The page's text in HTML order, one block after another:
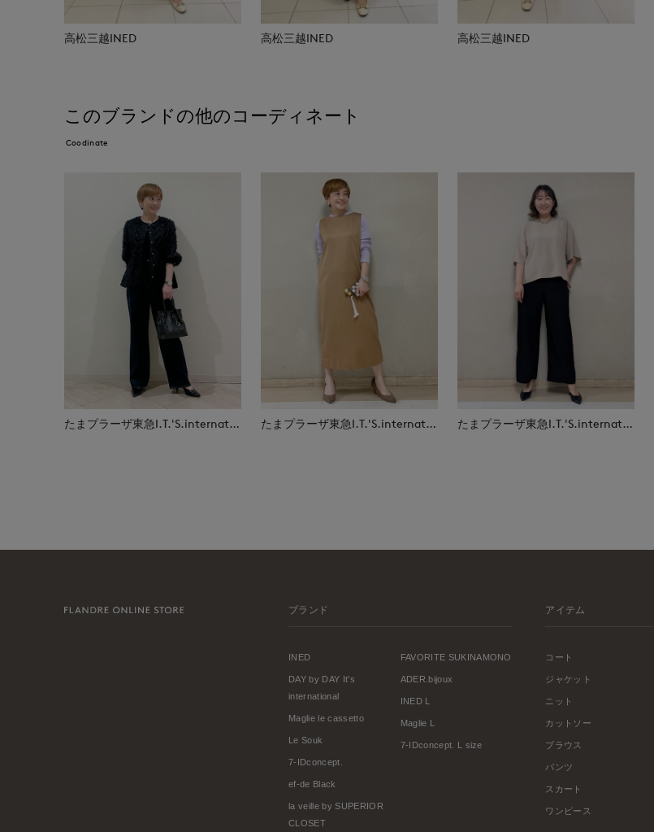
高松三越INED 高松三越INED 高松三越INED
このブランドの他のコーディネート
Coodinate
たまプラーザ東急I.T.'S.international たまプラーザ東急I.T.'S.international たまプラーザ東急I.T.'S.international
ブランド
INED
DAY by DAY It's
international
Maglie le cassetto
Le Souk
7-IDconcept.
ef-de Black
la veille by SUPERIOR
CLOSET
FAVORITE SUKINAMONO
ADER.bijoux
INED L
Maglie L
7-IDconcept. L size
アイテム
コート
ジャケット
ニット
カットソー
ブラウス
パンツ
スカート
ワンピース